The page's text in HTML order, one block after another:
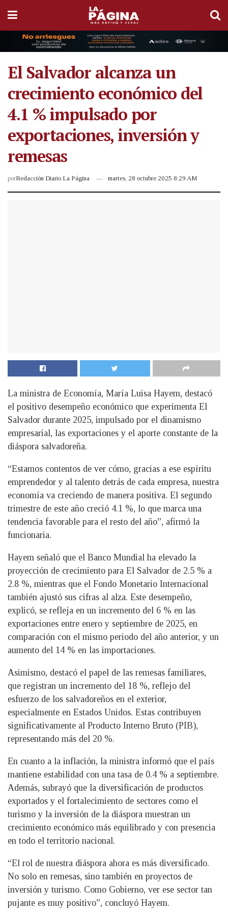
El Salvador alcanza un
crecimiento económico del
4.1 % impulsado por
exportaciones, inversión y
remesas
porRedacción Diario La Página martes, 28 octubre 2025 8:29 AM
La ministra de Economía, María Luisa Hayem, destacó
el positivo desempeño económico que experimenta El
Salvador durante 2025, impulsado por el dinamismo
empresarial, las exportaciones y el aporte constante de la
diáspora salvadoreña.
“Estamos contentos de ver cómo, gracias a ese espíritu
emprendedor y al talento detrás de cada empresa, nuestra
economía va creciendo de manera positiva. El segundo
trimestre de este año creció 4.1 %, lo que marca una
tendencia favorable para el resto del año”, afirmó la
funcionaria.
Hayem señaló que el Banco Mundial ha elevado la
proyección de crecimiento para El Salvador de 2.5 % a
2.8 %, mientras que el Fondo Monetario Internacional
también ajustó sus cifras al alza. Este desempeño,
explicó, se refleja en un incremento del 6 % en las
exportaciones entre enero y septiembre de 2025, en
comparación con el mismo periodo del año anterior, y un
aumento del 14 % en las importaciones.
Asimismo, destacó el papel de las remesas familiares,
que registran un incremento del 18 %, reflejo del
esfuerzo de los salvadoreños en el exterior,
especialmente en Estados Unidos. Estas contribuyen
significativamente al Producto Interno Bruto (PIB),
representando más del 20 %.
En cuanto a la inflación, la ministra informó que el país
mantiene estabilidad con una tasa de 0.4 % a septiembre.
Además, subrayó que la diversificación de productos
exportados y el fortalecimiento de sectores como el
turismo y la inversión de la diáspora muestran un
crecimiento económico más equilibrado y con presencia
en todo el territorio nacional.
“El rol de nuestra diáspora ahora es más diversificado.
No solo en remesas, sino también en proyectos de
inversión y turismo. Como Gobierno, ver ese sector tan
pujante es muy positivo”, concluyó Hayem.